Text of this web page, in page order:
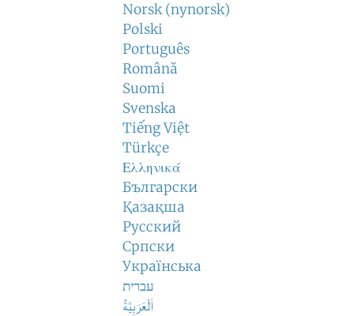
Norsk (nynorsk)
Polski
Português
Română
Suomi
Svenska
Tiếng Việt
Türkçe
Ελληνικά
Български
Қазақша
Русский
Српски
Українська
עברית
اَلْعَرَبِيَّةُ